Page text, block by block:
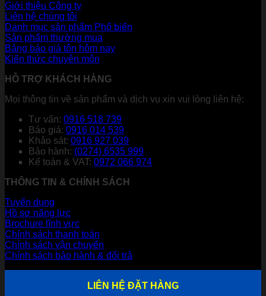
Giới thiệu Công ty
Liên hệ chúng tôi
Danh mục sản phẩm
Sản phẩm thường mua
Bảng báo giá tôn hôm nay
Kiến thức chuyên môn
HỖ TRỢ KHÁCH HÀNG
Mọi thông tin về sản phẩm và dịch vụ xin vui lòng liên hệ:
Tư vấn: 0916 518 739
Báo giá: 0916 014 539
Khảo sát: 0916 927 039
Bảo hành: (0274) 6535 999
Kế toán & VAT: 0972 066 974
THÔNG TIN & CHÍNH SÁCH
Tuyển dụng
Hồ sơ năng lực
Brochure lĩnh vực
Chính sách thanh toán
Chính sách vận chuyển
Chính sách bảo hành & đổi trả
LIÊN HỆ ĐẶT HÀNG